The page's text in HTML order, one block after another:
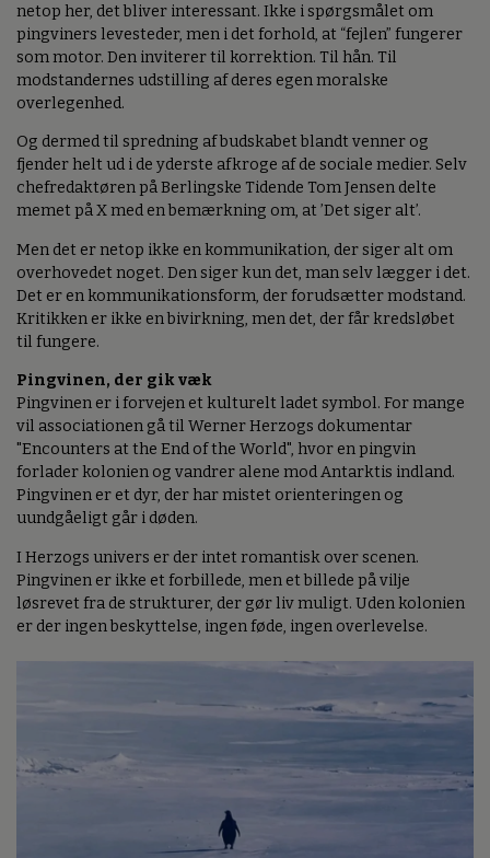
netop her, det bliver interessant. Ikke i spørgsmålet om
pingviners levesteder, men i det forhold, at “fejlen” fungerer
som motor. Den inviterer til korrektion. Til hån. Til
modstandernes udstilling af deres egen moralske
overlegenhed.
Og dermed til spredning af budskabet blandt venner og
fjender helt ud i de yderste afkroge af de sociale medier. Selv
chefredaktøren på Berlingske Tidende Tom Jensen delte
memet på X med en bemærkning om, at ’Det siger alt’.
Men det er netop ikke en kommunikation, der siger alt om
overhovedet noget. Den siger kun det, man selv lægger i det.
Det er en kommunikationsform, der forudsætter modstand.
Kritikken er ikke en bivirkning, men det, der får kredsløbet
til fungere.
Pingvinen, der gik væk
Pingvinen er i forvejen et kulturelt ladet symbol. For mange
vil associationen gå til Werner Herzogs dokumentar
"Encounters at the End of the World", hvor en pingvin
forlader kolonien og vandrer alene mod Antarktis indland.
Pingvinen er et dyr, der har mistet orienteringen og
uundgåeligt går i døden.
I Herzogs univers er der intet romantisk over scenen.
Pingvinen er ikke et forbillede, men et billede på vilje
løsrevet fra de strukturer, der gør liv muligt. Uden kolonien
er der ingen beskyttelse, ingen føde, ingen overlevelse.